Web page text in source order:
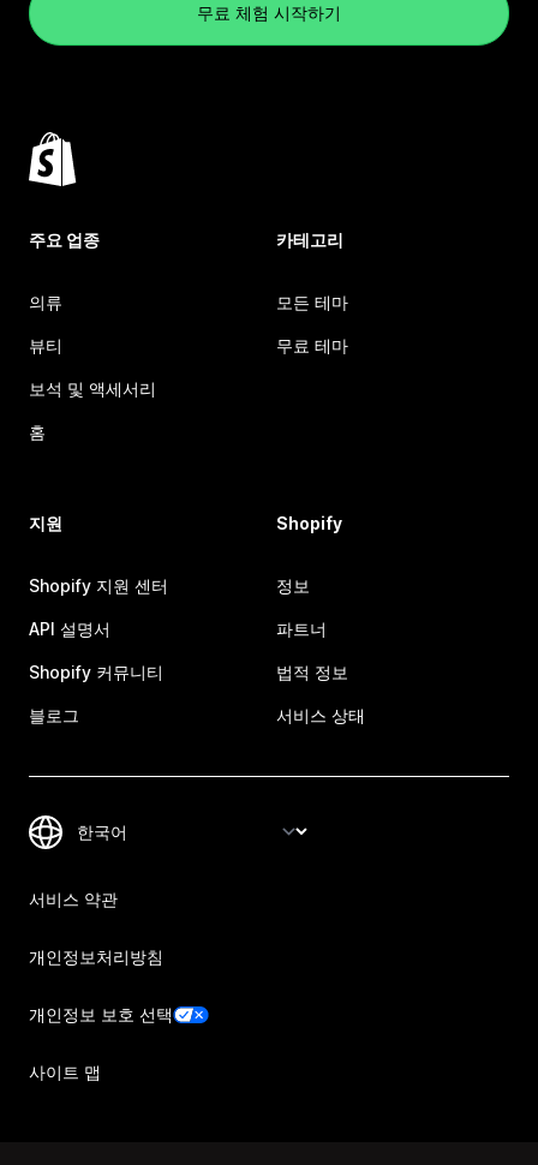
무료 체험 시작하기
주요 업종
의류
뷰티
보석 및 액세서리
홈
카테고리
모든 테마
무료 테마
지원
Shopify 지원 센터
API 설명서
Shopify 커뮤니티
블로그
Shopify
정보
파트너
법적 정보
서비스 상태
서비스 약관
개인정보처리방침
개인정보 보호 선택
사이트 맵